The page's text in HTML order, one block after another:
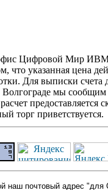
Цифровой Мир ИВМ
что указанная цена
Для выписки счета
мы
предоставляется
торг приветствуется.
наш почтовый адрес "для